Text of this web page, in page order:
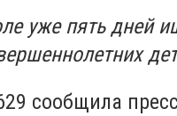
уже пять дней
сообщила